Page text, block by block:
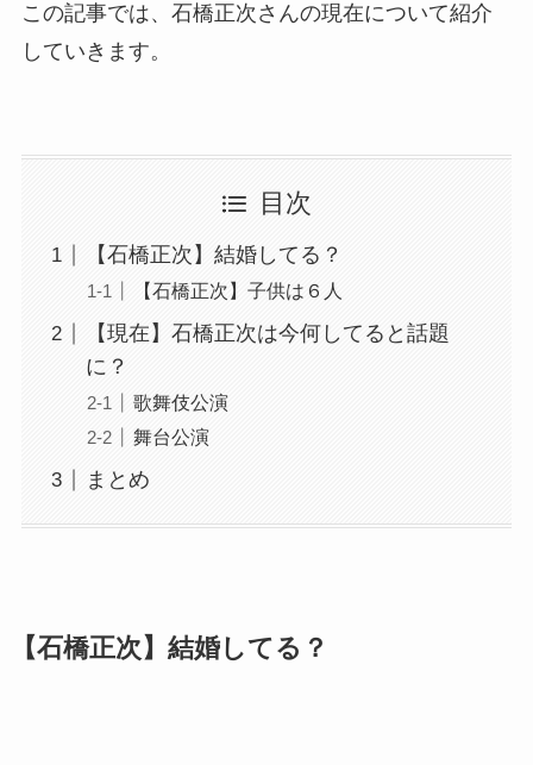
この記事では、石橋正次さんの現在について紹介
していきます。
目次
【石橋正次】結婚してる？
【石橋正次】子供は６人
【現在】石橋正次は今何してると話題
に？
歌舞伎公演
舞台公演
まとめ
【石橋正次】結婚してる？